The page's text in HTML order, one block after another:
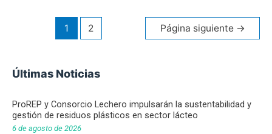
1 2 Página siguiente →
Últimas Noticias
ProREP y Consorcio Lechero impulsarán la sustentabilidad y
gestión de residuos plásticos en sector lácteo
6 de agosto de 2026